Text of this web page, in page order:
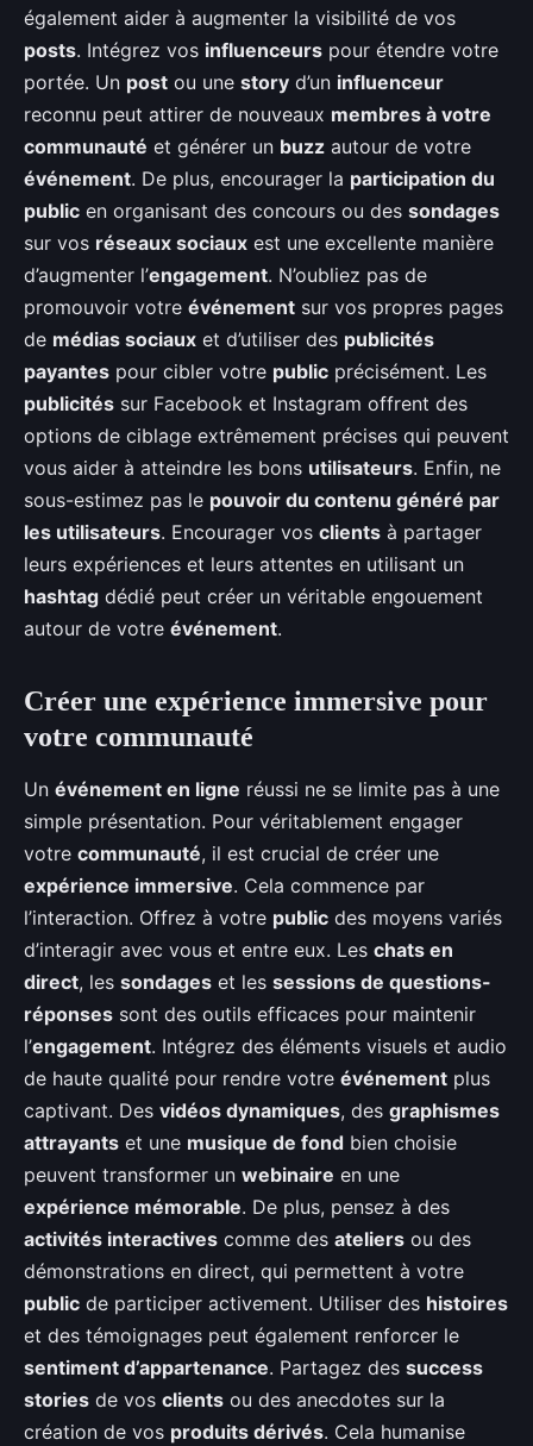
également aider à augmenter la visibilité de vos
posts. Intégrez vos influenceurs pour étendre votre
portée. Un post ou une story d’un influenceur
reconnu peut attirer de nouveaux membres à votre
communauté et générer un buzz autour de votre
événement. De plus, encourager la participation du
public en organisant des concours ou des sondages
sur vos réseaux sociaux est une excellente manière
d’augmenter l’engagement. N’oubliez pas de
promouvoir votre événement sur vos propres pages
de médias sociaux et d’utiliser des publicités
payantes pour cibler votre public précisément. Les
publicités sur Facebook et Instagram offrent des
options de ciblage extrêmement précises qui peuvent
vous aider à atteindre les bons utilisateurs. Enfin, ne
sous-estimez pas le pouvoir du contenu généré par
les utilisateurs. Encourager vos clients à partager
leurs expériences et leurs attentes en utilisant un
hashtag dédié peut créer un véritable engouement
autour de votre événement.
Créer une expérience immersive pour
votre communauté
Un événement en ligne réussi ne se limite pas à une
simple présentation. Pour véritablement engager
votre communauté, il est crucial de créer une
expérience immersive. Cela commence par
l’interaction. Offrez à votre public des moyens variés
d’interagir avec vous et entre eux. Les chats en
direct, les sondages et les sessions de questions-
réponses sont des outils efficaces pour maintenir
l’engagement. Intégrez des éléments visuels et audio
de haute qualité pour rendre votre événement plus
captivant. Des vidéos dynamiques, des graphismes
attrayants et une musique de fond bien choisie
peuvent transformer un webinaire en une
expérience mémorable. De plus, pensez à des
activités interactives comme des ateliers ou des
démonstrations en direct, qui permettent à votre
public de participer activement. Utiliser des histoires
et des témoignages peut également renforcer le
sentiment d’appartenance. Partagez des success
stories de vos clients ou des anecdotes sur la
création de vos produits dérivés. Cela humanise